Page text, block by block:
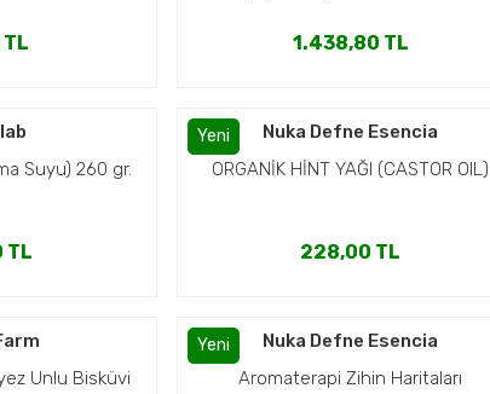
TL 1.438,80 TL
Suyu) 260 gr.
TL
Yeni
Nuka Defne Esencia
ORGANİK HİNT YAĞI (CASTOR OIL)
228,00 TL
Unlu Bisküvi
Yeni
Nuka Defne Esencia
Aromaterapi Zihin Haritaları